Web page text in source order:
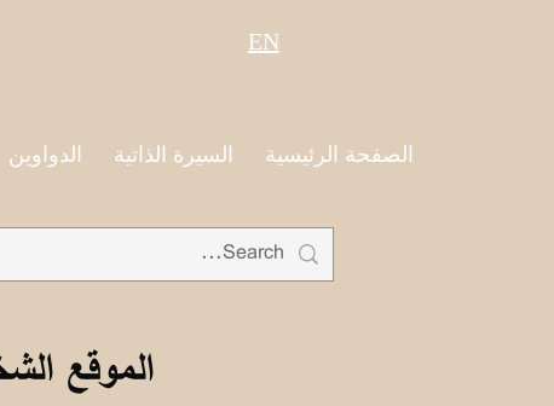
EN
الصفحة الرئيسية السيرة الذاتية الدواوين
الموقع